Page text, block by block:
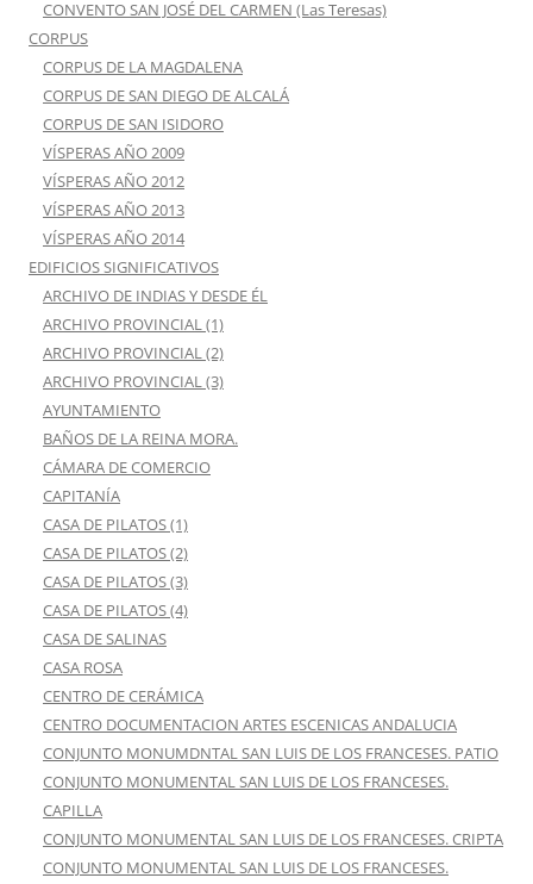
CONVENTO SAN JOSÉ DEL CARMEN (Las Teresas)
CORPUS
CORPUS DE LA MAGDALENA
CORPUS DE SAN DIEGO DE ALCALÁ
CORPUS DE SAN ISIDORO
VÍSPERAS AÑO 2009
VÍSPERAS AÑO 2012
VÍSPERAS AÑO 2013
VÍSPERAS AÑO 2014
EDIFICIOS SIGNIFICATIVOS
ARCHIVO DE INDIAS Y DESDE ÉL
ARCHIVO PROVINCIAL (1)
ARCHIVO PROVINCIAL (2)
ARCHIVO PROVINCIAL (3)
AYUNTAMIENTO
BAÑOS DE LA REINA MORA.
CÁMARA DE COMERCIO
CAPITANÍA
CASA DE PILATOS (1)
CASA DE PILATOS (2)
CASA DE PILATOS (3)
CASA DE PILATOS (4)
CASA DE SALINAS
CASA ROSA
CENTRO DE CERÁMICA
CENTRO DOCUMENTACION ARTES ESCENICAS ANDALUCIA
CONJUNTO MONUMDNTAL SAN LUIS DE LOS FRANCESES. PATIO
CONJUNTO MONUMENTAL SAN LUIS DE LOS FRANCESES.
CAPILLA
CONJUNTO MONUMENTAL SAN LUIS DE LOS FRANCESES. CRIPTA
CONJUNTO MONUMENTAL SAN LUIS DE LOS FRANCESES.